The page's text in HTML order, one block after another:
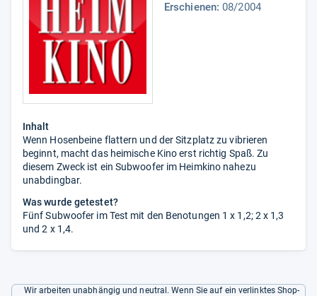
Erschienen: 08/2004
Inhalt
Wenn Hosenbeine flattern und der Sitzplatz zu vibrieren
beginnt, macht das heimische Kino erst richtig Spaß. Zu
diesem Zweck ist ein Subwoofer im Heimkino nahezu
unabdingbar.
Was wurde getestet?
Fünf Subwoofer im Test mit den Benotungen 1 x 1,2; 2 x 1,3
und 2 x 1,4.
Wir arbeiten unabhängig und neutral. Wenn Sie auf ein verlinktes Shop-